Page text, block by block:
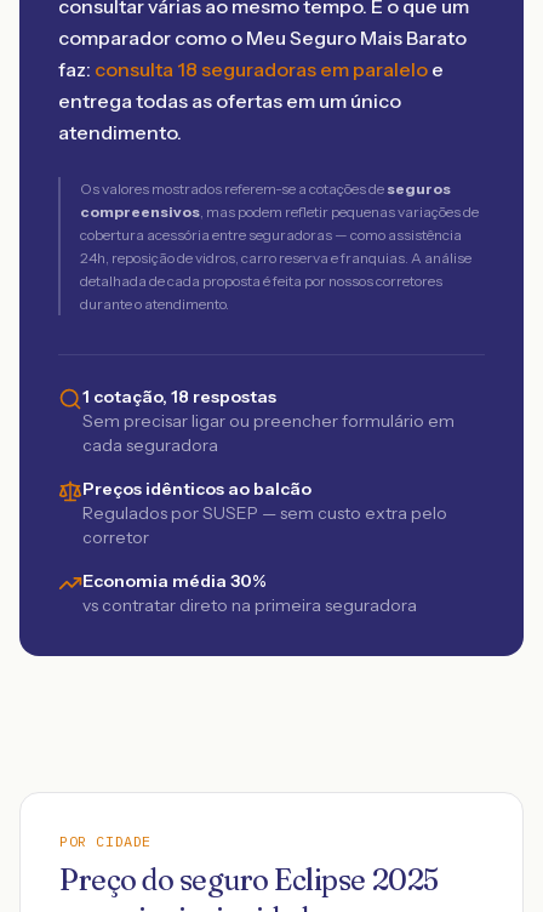
consultar várias ao mesmo tempo. É o que um
comparador como o Meu Seguro Mais Barato
faz: consulta 18 seguradoras em paralelo e
entrega todas as ofertas em um único
atendimento.
Os valores mostrados referem-se a cotações de seguros
compreensivos, mas podem refletir pequenas variações de
cobertura acessória entre seguradoras — como assistência
24h, reposição de vidros, carro reserva e franquias. A análise
detalhada de cada proposta é feita por nossos corretores
durante o atendimento.
1 cotação, 18 respostas
Sem precisar ligar ou preencher formulário em
cada seguradora
Preços idênticos ao balcão
Regulados por SUSEP — sem custo extra pelo
corretor
Economia média 30%
vs contratar direto na primeira seguradora
POR CIDADE
Preço do seguro Eclipse 2025